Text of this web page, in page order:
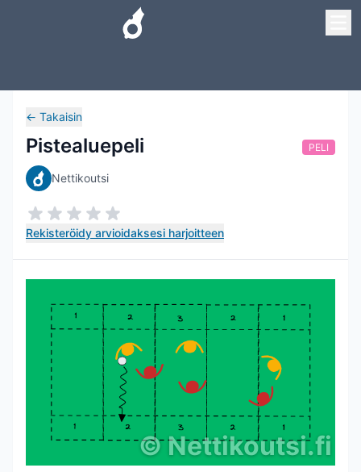
← Takaisin
Pistealuepeli
Nettikoutsi
Rekisteröidy arvioidaksesi harjoitteen
PELI
©Nettikoutsi.fi